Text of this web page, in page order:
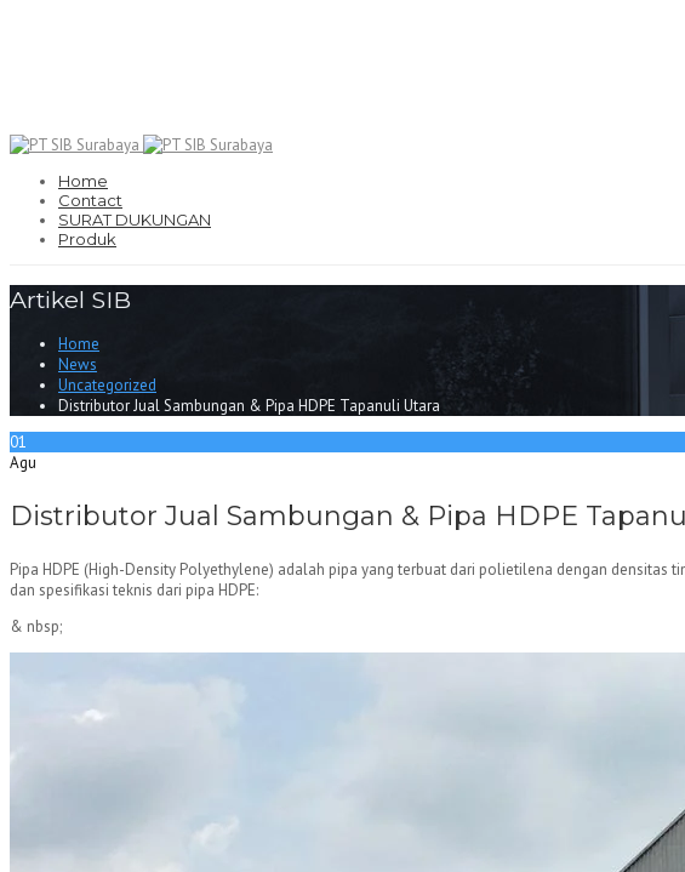
Home
Contact
SURAT DUKUNGAN
Produk
Artikel SIB
Home
News
Uncategorized
Distributor Jual Sambungan & Pipa HDPE Tapanuli Utara
01
Agu
Distributor Jual Sambungan & Pipa HDPE
Pipa HDPE (High-Density Polyethylene) adalah pipa yang terbuat dari polietilena dengan
dan spesifikasi teknis dari pipa HDPE:
& nbsp;